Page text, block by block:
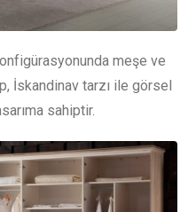
meşe ve
İskandinav tarzı ile görsel
sahiptir.